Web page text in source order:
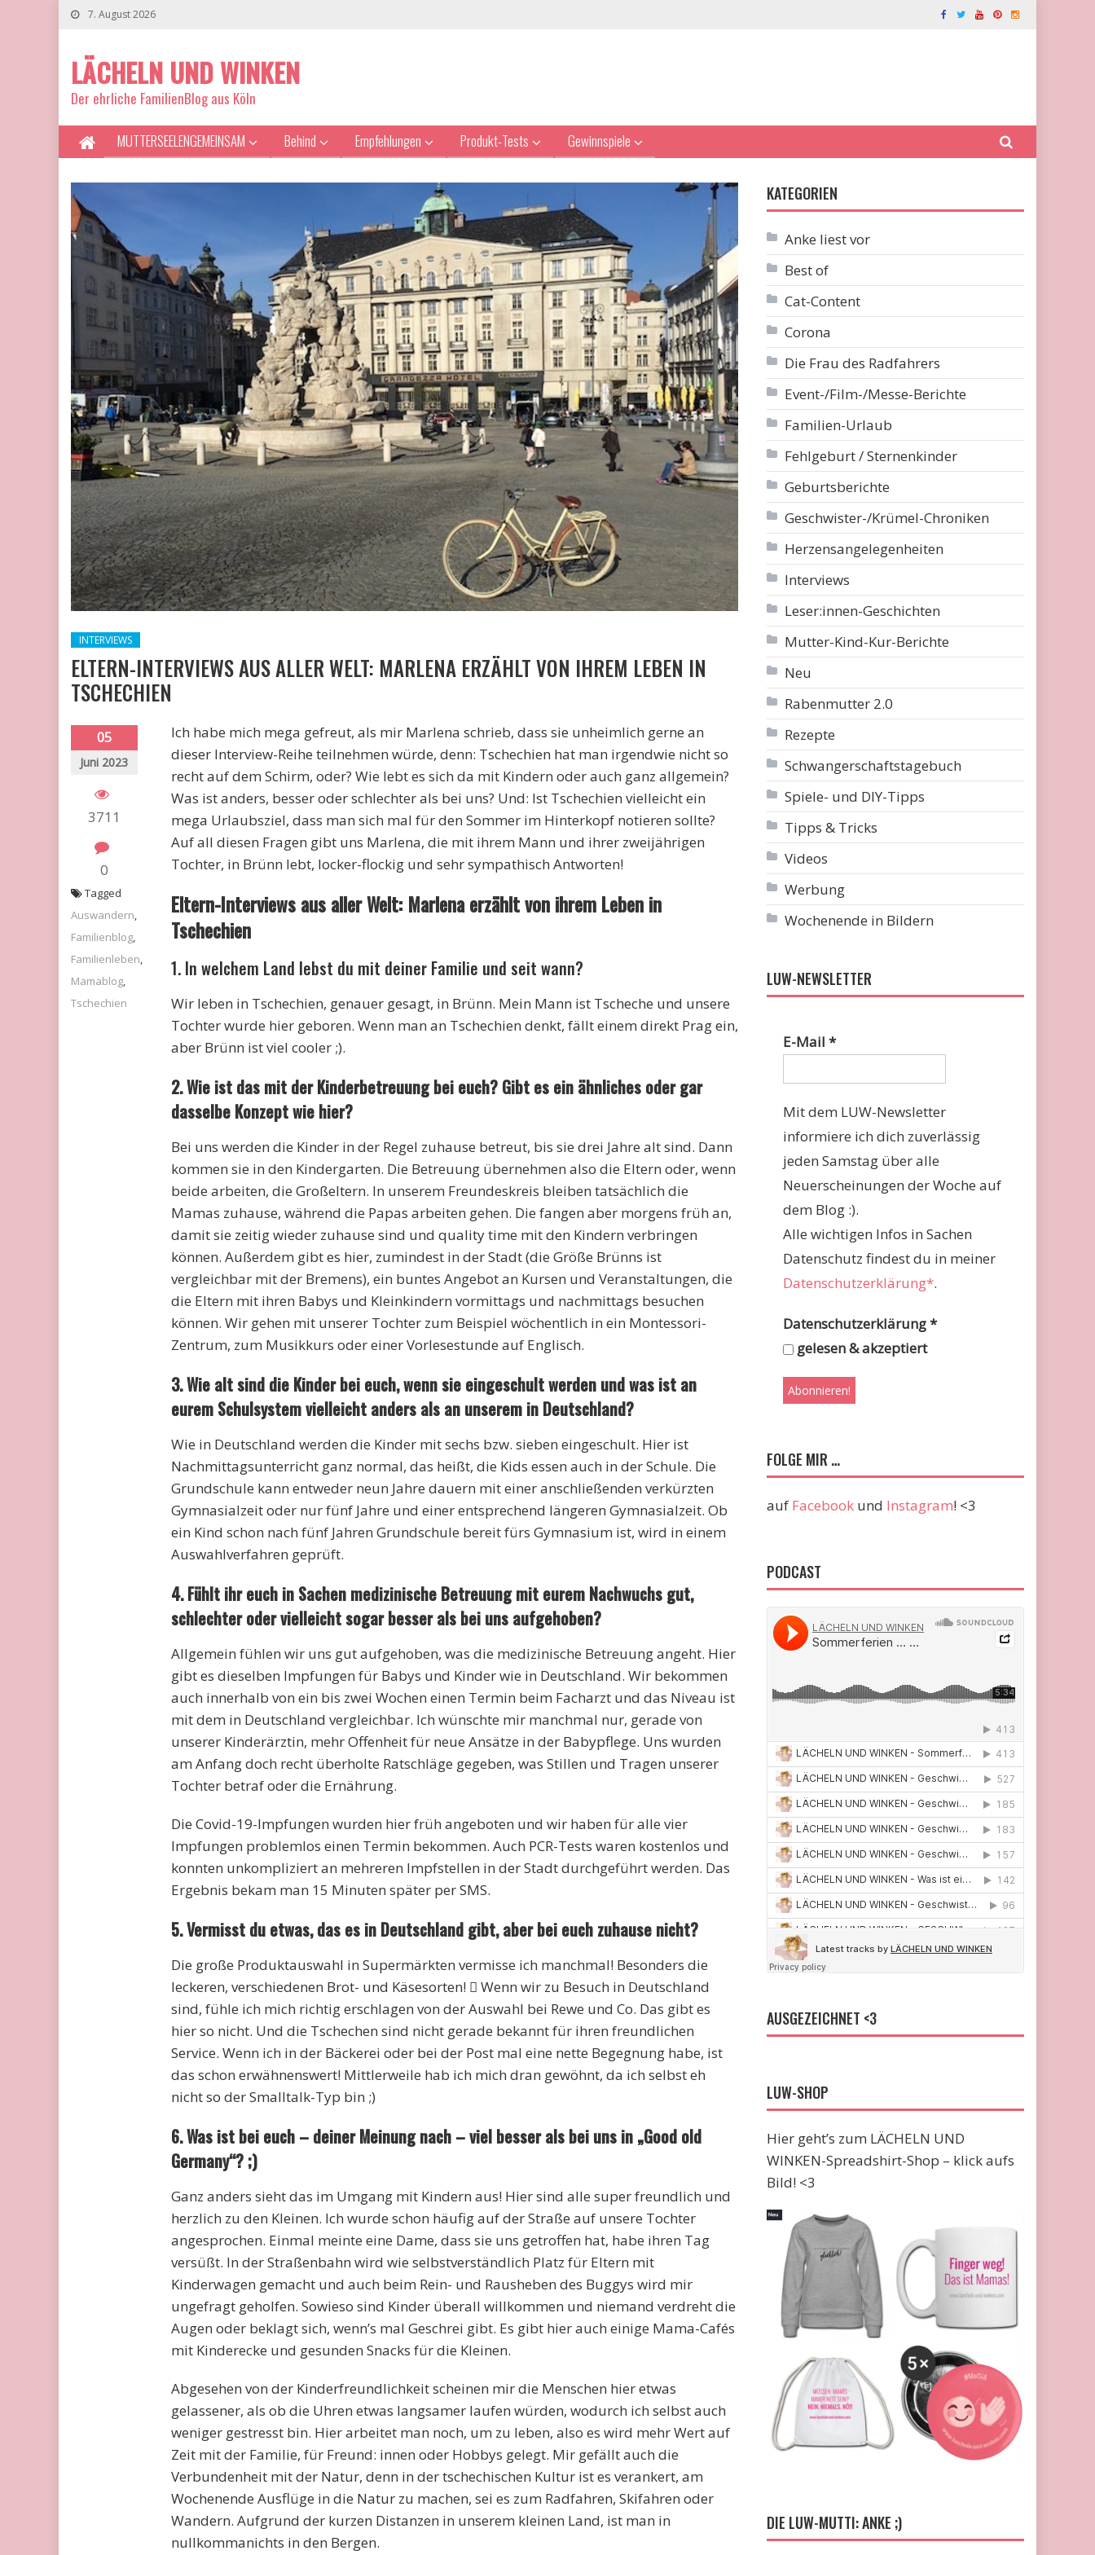
7. August 2026
LÄCHELN UND WINKEN
Der ehrliche FamilienBlog aus Köln
MUTTERSEELENGEMEINSAM Behind Empfehlungen Produkt-Tests Gewinnspiele
INTERVIEWS
ELTERN-INTERVIEWS AUS ALLER WELT: MARLENA ERZÄHLT VON IHREM LEBEN IN
TSCHECHIEN
05
Juni 2023
3711
0
Ich habe mich mega gefreut, als mir Marlena schrieb, dass sie unheimlich gerne an
dieser Interview-Reihe teilnehmen würde, denn: Tschechien hat man irgendwie nicht so
recht auf dem Schirm, oder? Wie lebt es sich da mit Kindern oder auch ganz allgemein?
Was ist anders, besser oder schlechter als bei uns? Und: Ist Tschechien vielleicht ein
mega Urlaubsziel, dass man sich mal für den Sommer im Hinterkopf notieren sollte?
Auf all diesen Fragen gibt uns Marlena, die mit ihrem Mann und ihrer zweijährigen
Tochter, in Brünn lebt, locker-flockig und sehr sympathisch Antworten!
Eltern-Interviews aus aller Welt: Marlena erzählt von ihrem Leben in
Tschechien
1. In welchem Land lebst du mit deiner Familie und seit wann?
Wir leben in Tschechien, genauer gesagt, in Brünn. Mein Mann ist Tscheche und unsere
Tochter wurde hier geboren. Wenn man an Tschechien denkt, fällt einem direkt Prag ein,
aber Brünn ist viel cooler ;).
2. Wie ist das mit der Kinderbetreuung bei euch? Gibt es ein ähnliches oder gar
dasselbe Konzept wie hier?
Bei uns werden die Kinder in der Regel zuhause betreut, bis sie drei Jahre alt sind. Dann
kommen sie in den Kindergarten. Die Betreuung übernehmen also die Eltern oder, wenn
beide arbeiten, die Großeltern. In unserem Freundeskreis bleiben tatsächlich die
Mamas zuhause, während die Papas arbeiten gehen. Die fangen aber morgens früh an,
damit sie zeitig wieder zuhause sind und quality time mit den Kindern verbringen
können. Außerdem gibt es hier, zumindest in der Stadt (die Größe Brünns ist
vergleichbar mit der Bremens), ein buntes Angebot an Kursen und Veranstaltungen, die
die Eltern mit ihren Babys und Kleinkindern vormittags und nachmittags besuchen
können. Wir gehen mit unserer Tochter zum Beispiel wöchentlich in ein Montessori-
Zentrum, zum Musikkurs oder einer Vorlesestunde auf Englisch.
3. Wie alt sind die Kinder bei euch, wenn sie eingeschult werden und was ist an
eurem Schulsystem vielleicht anders als an unserem in Deutschland?
Wie in Deutschland werden die Kinder mit sechs bzw. sieben eingeschult. Hier ist
Nachmittagsunterricht ganz normal, das heißt, die Kids essen auch in der Schule. Die
Grundschule kann entweder neun Jahre dauern mit einer anschließenden verkürzten
Gymnasialzeit oder nur fünf Jahre und einer entsprechend längeren Gymnasialzeit. Ob
ein Kind schon nach fünf Jahren Grundschule bereit fürs Gymnasium ist, wird in einem
Auswahlverfahren geprüft.
4. Fühlt ihr euch in Sachen medizinische Betreuung mit eurem Nachwuchs gut,
schlechter oder vielleicht sogar besser als bei uns aufgehoben?
Allgemein fühlen wir uns gut aufgehoben, was die medizinische Betreuung angeht. Hier
gibt es dieselben Impfungen für Babys und Kinder wie in Deutschland. Wir bekommen
auch innerhalb von ein bis zwei Wochen einen Termin beim Facharzt und das Niveau ist
mit dem in Deutschland vergleichbar. Ich wünschte mir manchmal nur, gerade von
unserer Kinderärztin, mehr Offenheit für neue Ansätze in der Babypflege. Uns wurden
am Anfang doch recht überholte Ratschläge gegeben, was Stillen und Tragen unserer
Tochter betraf oder die Ernährung.
Die Covid-19-Impfungen wurden hier früh angeboten und wir haben für alle vier
Impfungen problemlos einen Termin bekommen. Auch PCR-Tests waren kostenlos und
konnten unkompliziert an mehreren Impfstellen in der Stadt durchgeführt werden. Das
Ergebnis bekam man 15 Minuten später per SMS.
5. Vermisst du etwas, das es in Deutschland gibt, aber bei euch zuhause nicht?
Die große Produktauswahl in Supermärkten vermisse ich manchmal! Besonders die
leckeren, verschiedenen Brot- und Käsesorten!  Wenn wir zu Besuch in Deutschland
sind, fühle ich mich richtig erschlagen von der Auswahl bei Rewe und Co. Das gibt es
hier so nicht. Und die Tschechen sind nicht gerade bekannt für ihren freundlichen
Service. Wenn ich in der Bäckerei oder bei der Post mal eine nette Begegnung habe, ist
das schon erwähnenswert! Mittlerweile hab ich mich dran gewöhnt, da ich selbst eh
nicht so der Smalltalk-Typ bin ;)
6. Was ist bei euch – deiner Meinung nach – viel besser als bei uns in „Good old
Germany“? ;)
Ganz anders sieht das im Umgang mit Kindern aus! Hier sind alle super freundlich und
herzlich zu den Kleinen. Ich wurde schon häufig auf der Straße auf unsere Tochter
angesprochen. Einmal meinte eine Dame, dass sie uns getroffen hat, habe ihren Tag
versüßt. In der Straßenbahn wird wie selbstverständlich Platz für Eltern mit
Kinderwagen gemacht und auch beim Rein- und Rausheben des Buggys wird mir
ungefragt geholfen. Sowieso sind Kinder überall willkommen und niemand verdreht die
Augen oder beklagt sich, wenn’s mal Geschrei gibt. Es gibt hier auch einige Mama-Cafés
mit Kinderecke und gesunden Snacks für die Kleinen.
Abgesehen von der Kinderfreundlichkeit scheinen mir die Menschen hier etwas
gelassener, als ob die Uhren etwas langsamer laufen würden, wodurch ich selbst auch
weniger gestresst bin. Hier arbeitet man noch, um zu leben, also es wird mehr Wert auf
Zeit mit der Familie, für Freund: innen oder Hobbys gelegt. Mir gefällt auch die
Verbundenheit mit der Natur, denn in der tschechischen Kultur ist es verankert, am
Wochenende Ausflüge in die Natur zu machen, sei es zum Radfahren, Skifahren oder
Wandern. Aufgrund der kurzen Distanzen in unserem kleinen Land, ist man in
nullkommanichts in den Bergen.
Tagged
Auswandern,
Familienblog,
Familienleben,
Mamablog,
Tschechien
KATEGORIEN
Anke liest vor
Best of
Cat-Content
Corona
Die Frau des Radfahrers
Event-/Film-/Messe-Berichte
Familien-Urlaub
Fehlgeburt / Sternenkinder
Geburtsberichte
Geschwister-/Krümel-Chroniken
Herzensangelegenheiten
Interviews
Leser:innen-Geschichten
Mutter-Kind-Kur-Berichte
Neu
Rabenmutter 2.0
Rezepte
Schwangerschaftstagebuch
Spiele- und DIY-Tipps
Tipps & Tricks
Videos
Werbung
Wochenende in Bildern
LUW-NEWSLETTER
E-Mail*
Mit dem LUW-Newsletter
informiere ich dich zuverlässig
jeden Samstag über alle
Neuerscheinungen der Woche auf
dem Blog :).
Alle wichtigen Infos in Sachen
Datenschutz findest du in meiner
Datenschutzerklärung*.
Datenschutzerklärung*
gelesen & akzeptiert
FOLGE MIR …
auf Facebook und Instagram! <3
PODCAST
AUSGEZEICHNET <3
LUW-SHOP
Hier geht’s zum LÄCHELN UND
WINKEN-Spreadshirt-Shop – klick aufs
Bild! <3
DIE LUW-MUTTI: ANKE ;)